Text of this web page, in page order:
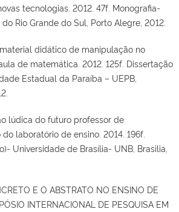
tecnologias. 2012. 47f. Monografia-
Rio Grande do Sul, Porto Alegre, 2012.
material didático de manipulação no
de matemática. 2012. 125f. Dissertação
Estadual da Paraíba – UEPB,
lúdica do futuro professor de
laboratório de ensino. 2014. 196f.
Universidade de Brasília- UNB, Brasilia,
E O ABSTRATO NO ENSINO DE
INTERNACIONAL DE PESQUISA EM